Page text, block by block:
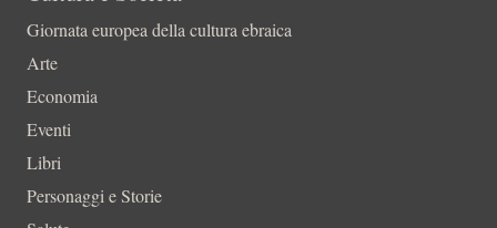
Giornata europea della cultura ebraica
Arte
Economia
Eventi
Libri
Personaggi e Storie